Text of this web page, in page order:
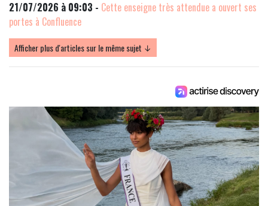
21/07/2026 à 09:03 - Cette enseigne très attendue a ouvert ses
portes à Confluence
Afficher plus d'articles sur le même sujet ↓